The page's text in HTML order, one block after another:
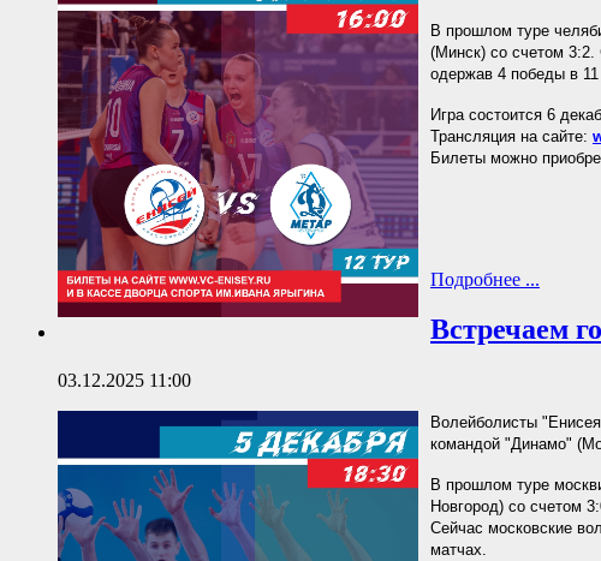
В прошлом туре
(Минск) со счетом 3:2.
одержав 4 победы в 11
Игра состоится 6
Трансляция на сайте:
Билеты можно
Подробнее ...
Встречаем
03.12.2025 11:00
Волейболисты
командой "Динамо"
В прошлом туре
Новгород) со счетом
Сейчас московские
матчах.